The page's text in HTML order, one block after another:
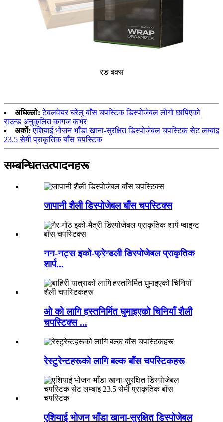
रङ बक्स
अघिल्लो: टेबलवेयर घरेलु बाँस चपस्टिक डिस्पोजेबल लोगो छापिएको
राउन्ड अनुकूलित कागज कभर
अर्को: एशियाई भोजन भाँडा खाना-सुरक्षित डिस्पोजेबल चपस्टिक सेट लम्बाइ
23.5 सेमी प्राकृतिक बाँस चपस्टिक
सम्बन्धितउत्पादनहरू
जापानी शैली डिस्पोजेबल बाँस चपस्टिक्स
नन-नट्स इको-फ्रेन्डली डिस्पोजेबल प्राकृतिक
शार्प...
ओ को लागि हस्तनिर्मित घुमाइएको चिनियाँ शैली
चपस्टिक्स ...
रेस्टुरेन्टहरूको लागि बल्क बाँस चपस्टिकहरू
एशियाई भोजन भाँडा खाना-सुरक्षित डिस्पोजेबल